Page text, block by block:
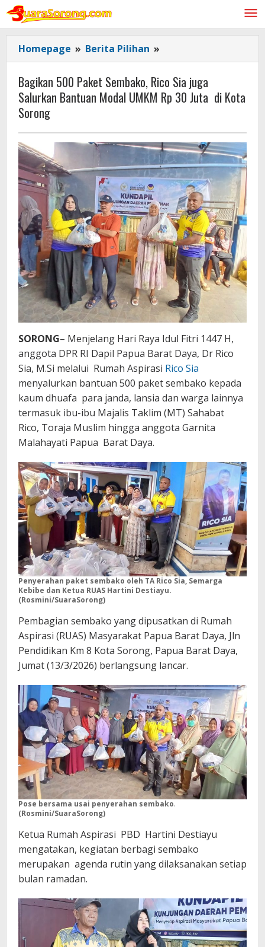
Lewati
konten
Homepage » Berita Pilihan »
500
Paket
Sembako,
Rico
juga
Salurkan
Bantuan
Modal
UMKM
Rp
30
Juta
di
Kota
Sorong
Bagikan 500 Paket Sembako, Rico Sia juga
Salurkan Bantuan Modal UMKM Rp 30 Juta di Kota
Sorong
SORONG– Menjelang Hari Raya Idul Fitri 1447 H,
anggota DPR RI Dapil Papua Barat Daya, Dr Rico
Sia, M.Si melalui Rumah Aspirasi Rico Sia
menyalurkan bantuan 500 paket sembako kepada
kaum dhuafa para janda, lansia dan warga lainnya
termasuk ibu-ibu Majalis Taklim (MT) Sahabat
Rico, Toraja Muslim hingga anggota Garnita
Malahayati Papua Barat Daya.
Penyerahan paket sembako oleh TA Rico Sia, Semarga
Kebibe dan Ketua RUAS Hartini Destiayu.
(Rosmini/SuaraSorong)
Pembagian sembako yang dipusatkan di Rumah
Aspirasi (RUAS) Masyarakat Papua Barat Daya, Jln
Pendidikan Km 8 Kota Sorong, Papua Barat Daya,
Jumat (13/3/2026) berlangsung lancar.
Pose bersama usai penyerahan sembako.
(Rosmini/SuaraSorong)
Ketua Rumah Aspirasi PBD Hartini Destiayu
mengatakan, kegiatan berbagi sembako
merupakan agenda rutin yang dilaksanakan setiap
bulan ramadan.